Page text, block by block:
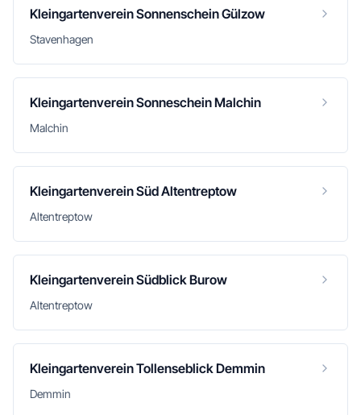
Kleingartenverein Sonnenschein Gülzow
Stavenhagen
Kleingartenverein Sonneschein Malchin
Malchin
Kleingartenverein Süd Altentreptow
Altentreptow
Kleingartenverein Südblick Burow
Altentreptow
Kleingartenverein Tollenseblick Demmin
Demmin